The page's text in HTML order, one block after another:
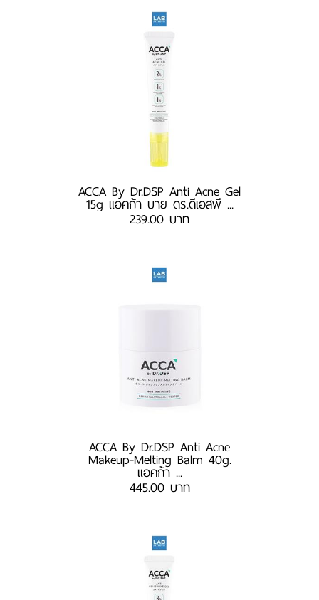
ACCA By Dr.DSP Anti Acne Gel
15g แอคก้า บาย ดร.ดีเอสพี ...
239.00 บาท
ACCA By Dr.DSP Anti Acne
Makeup-Melting Balm 40g.
แอคก้า ...
445.00 บาท